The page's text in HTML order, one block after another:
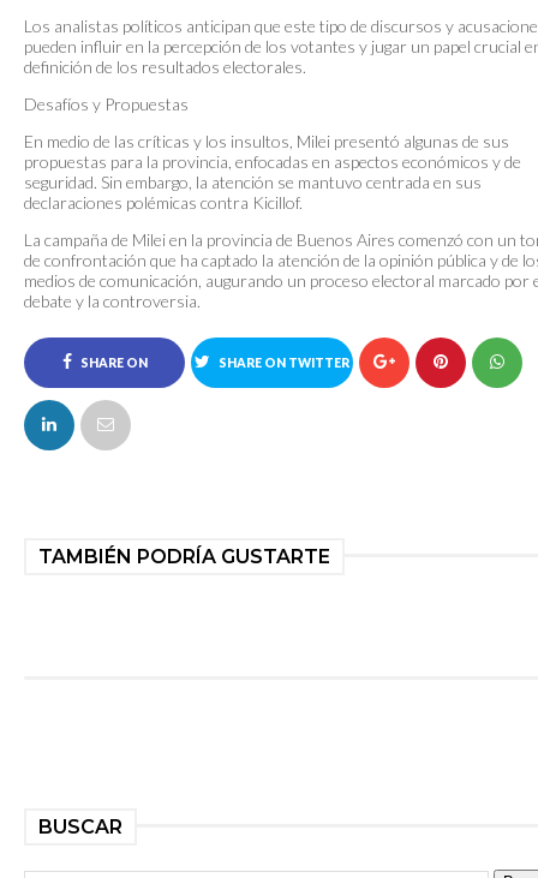
Los analistas políticos anticipan que este tipo de discursos y
pueden influir en la percepción de los votantes y jugar un papel crucial
definición de los resultados electorales.
Desafíos y Propuestas
En medio de las críticas y los insultos, Milei presentó algunas de sus
propuestas para la provincia, enfocadas en aspectos económicos y de
seguridad. Sin embargo, la atención se mantuvo centrada en sus
declaraciones polémicas contra Kicillof.
La campaña de Milei en la provincia de Buenos Aires comenzó con un
de confrontación que ha captado la atención de la opinión pública y de
medios de comunicación, augurando un proceso electoral marcado por
debate y la controversia.
SHARE ON
FACEBOOK
SHARE ON TWITTER
TAMBIÉN PODRÍA GUSTARTE
BUSCAR